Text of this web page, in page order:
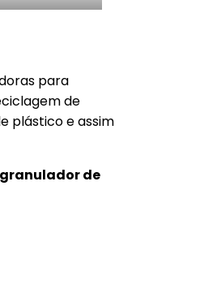
para
de
plástico e assim
granulador de